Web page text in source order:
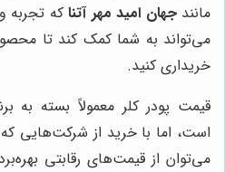
مانندجهان امید مهر آتنا که تجربه
می‌تواند به شما کمک کند تا
خریداری کنید.
قیمت پودر کلر معمولاً بسته
است، اما با خرید از شرکت‌هایی
می‌توان از قیمت‌های رقابتی